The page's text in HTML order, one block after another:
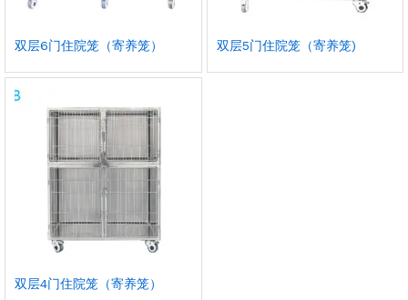
双层6门住院笼（寄养笼） 双层5门住院笼（寄养笼)
双层4门住院笼（寄养笼）